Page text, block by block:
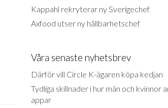
Kappahl rekryterar ny Sverigechef
Axfood utser ny hållbarhetschef
Våra senaste nyhetsbrev
Därför vill Circle K-ägaren köpa kedjan
Tydliga skillnader i hur män och kvinnor
appar